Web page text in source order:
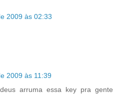
2009 às 02:33
2009 às 11:39
arruma essa key pra gente